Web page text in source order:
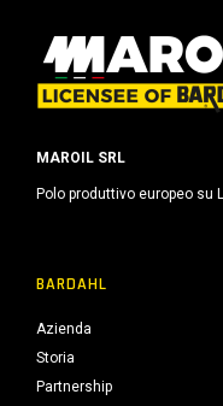
MAROIL SRL
Polo produttivo europeo su
BARDAHL
Azienda
Storia
Partnership